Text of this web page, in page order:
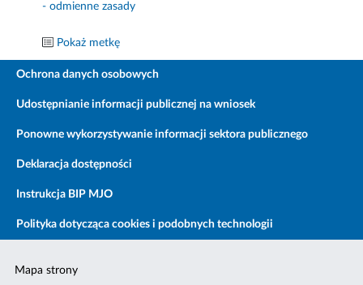
- odmienne zasady
Pokaż metkę
Ochrona danych osobowych
Udostępnianie informacji publicznej na wniosek
Ponowne wykorzystywanie informacji sektora publicznego
Deklaracja dostępności
Instrukcja BIP MJO
Polityka dotycząca cookies i podobnych technologii
Mapa strony